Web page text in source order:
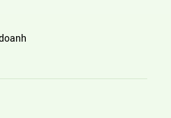
AlphaAlpha
Gia Alpha
Gia Alpha